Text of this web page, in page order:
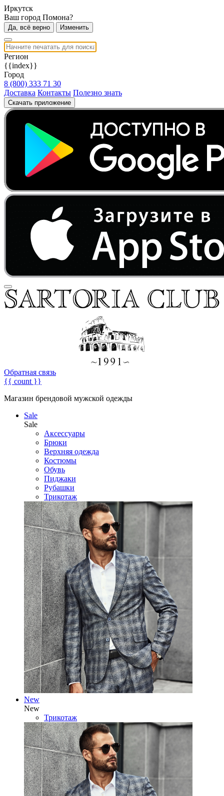
Иркутск
Ваш город Помона?
Да, всё верно Изменить
Регион
{{index}}
Город
8 (800) 333 71 30
Доставка Контакты Полезно знать
Скачать приложение
Обратная связь
{{ count }}
Магазин брендовой мужской одежды
Sale
Sale
Аксессуары
Брюки
Верхняя одежда
Костюмы
Обувь
Пиджаки
Рубашки
Трикотаж
New
New
Трикотаж